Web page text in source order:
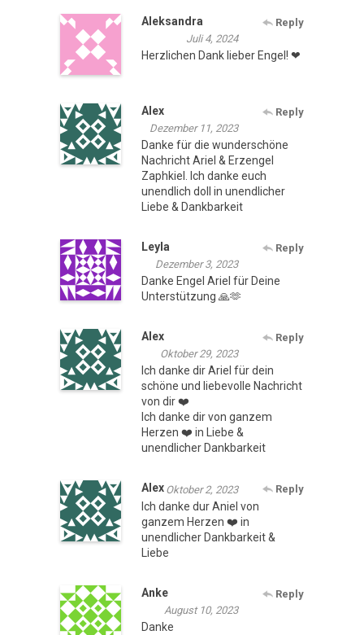
Aleksandra
Reply
Juli 4, 2024
Herzlichen Dank lieber Engel! ❤
Alex
Reply
Dezember 11, 2023
Danke für die wunderschöne
Nachricht Ariel & Erzengel
Zaphkiel. Ich danke euch
unendlich doll in unendlicher
Liebe & Dankbarkeit
Leyla
Reply
Dezember 3, 2023
Danke Engel Ariel für Deine
Unterstützung 🙏🫶
Alex
Reply
Oktober 29, 2023
Ich danke dir Ariel für dein
schöne und liebevolle Nachricht
von dir ❤️
Ich danke dir von ganzem
Herzen ❤️ in Liebe &
unendlicher Dankbarkeit
Alex Reply
Oktober 2, 2023
Ich danke dur Aniel von
ganzem Herzen ❤️ in
unendlicher Dankbarkeit &
Liebe
Anke
Reply
August 10, 2023
Danke